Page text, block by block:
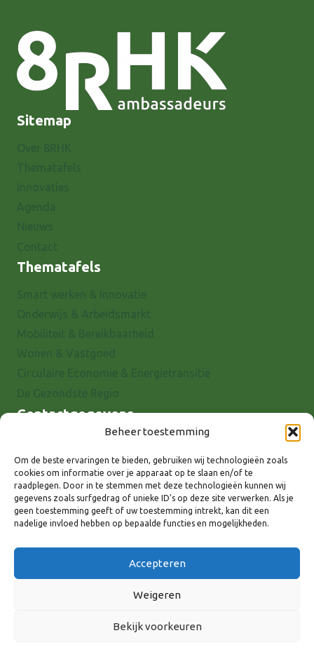
Beheer toestemming
Om de beste ervaringen te bieden, gebruiken wij technologieën zoals
cookies om informatie over je apparaat op te slaan en/of te
raadplegen. Door in te stemmen met deze technologieën kunnen wij
gegevens zoals surfgedrag of unieke ID's op deze site verwerken. Als je
geen toestemming geeft of uw toestemming intrekt, kan dit een
nadelige invloed hebben op bepaalde functies en mogelijkheden.
Accepteren
Weigeren
Bekijk voorkeuren
Sitemap
Thematafels
Contactgegevens
7001 EX Doetinchem
E-mail: info@8rhk.nl
Telefoonnummers
Privacyverklaring